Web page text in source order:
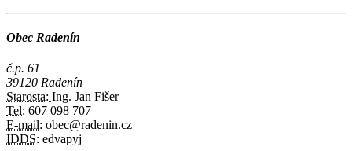
Obec Radenín
č.p. 61
39120 Radenín
Starosta: Ing. Jan Fišer
Tel: 607 098 707
E-mail: obec@radenin.cz
IDDS: edvapyj